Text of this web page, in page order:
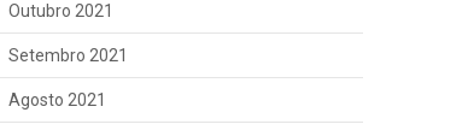
Outubro 2021
Setembro 2021
Agosto 2021